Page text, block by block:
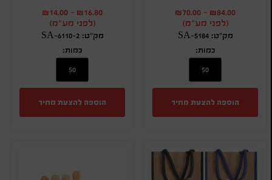
₪84.00
-
₪70.00
(לפני מע"מ)
מק"ט: SA-5184
כמות:
הוספה להצעת מחיר
₪16.80
-
₪14.00
(לפני מע"מ)
מק"ט: SA-6110-2
כמות:
הוספה להצעת מחיר